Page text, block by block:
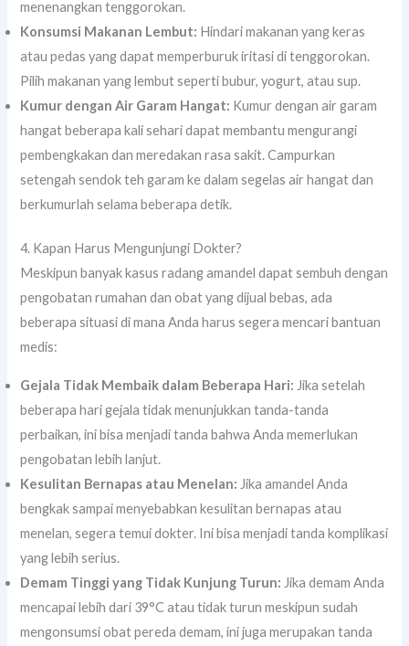
menenangkan tenggorokan.
Konsumsi Makanan Lembut: Hindari makanan yang keras
atau pedas yang dapat memperburuk iritasi di tenggorokan.
Pilih makanan yang lembut seperti bubur, yogurt, atau sup.
Kumur dengan Air Garam Hangat: Kumur dengan air garam
hangat beberapa kali sehari dapat membantu mengurangi
pembengkakan dan meredakan rasa sakit. Campurkan
setengah sendok teh garam ke dalam segelas air hangat dan
berkumurlah selama beberapa detik.
4. Kapan Harus Mengunjungi Dokter?
Meskipun banyak kasus radang amandel dapat sembuh dengan
pengobatan rumahan dan obat yang dijual bebas, ada
beberapa situasi di mana Anda harus segera mencari bantuan
medis:
Gejala Tidak Membaik dalam Beberapa Hari: Jika setelah
beberapa hari gejala tidak menunjukkan tanda-tanda
perbaikan, ini bisa menjadi tanda bahwa Anda memerlukan
pengobatan lebih lanjut.
Kesulitan Bernapas atau Menelan: Jika amandel Anda
bengkak sampai menyebabkan kesulitan bernapas atau
menelan, segera temui dokter. Ini bisa menjadi tanda komplikasi
yang lebih serius.
Demam Tinggi yang Tidak Kunjung Turun: Jika demam Anda
mencapai lebih dari 39°C atau tidak turun meskipun sudah
mengonsumsi obat pereda demam, ini juga merupakan tanda